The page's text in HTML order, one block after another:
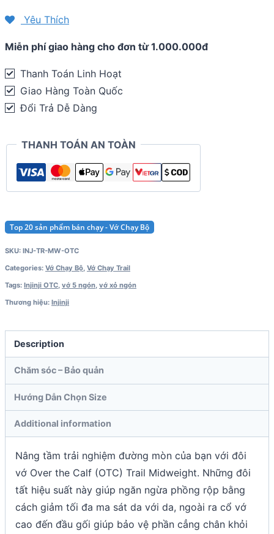
Injinji
Midweight
OTC
quantity
Yêu Thích
Miễn phí giao hàng cho đơn từ 1.000.000đ
Thanh Toán Linh Hoạt
Giao Hàng Toàn Quốc
Đổi Trả Dễ Dàng
THANH TOÁN AN TOÀN
Top 20 sản phẩm bán chạy - Vớ Chạy Bộ
SKU: INJ-TR-MW-OTC
Categories: Vớ Chạy Bộ, Vớ Chạy Trail
Tags: Injinji OTC, vớ 5 ngón, vớ xỏ ngón
Thương hiệu: Injinji
Description
Chăm sóc – Bảo quản
Hướng Dẫn Chọn Size
Additional information
Nâng tầm trải nghiệm đường mòn của bạn với đôi
vớ Over the Calf (OTC) Trail Midweight. Những đôi
tất hiệu suất này giúp ngăn ngừa phồng rộp bằng
cách giảm tối đa ma sát da với da, ngoài ra cổ vớ
cao đến đầu gối giúp bảo vệ phần cẳng chân khỏi